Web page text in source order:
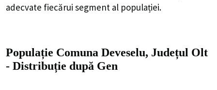
adecvate fiecărui segment al populației.
Populație Comuna Deveselu, Județul Olt
- Distribuție după Gen